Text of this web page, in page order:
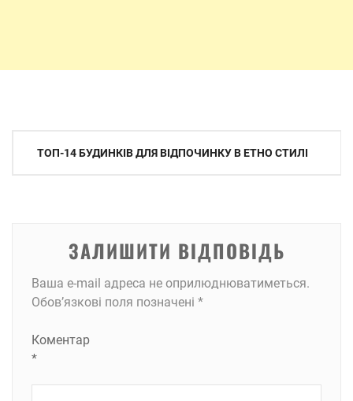
Навігація
ТОП-14 БУДИНКІВ ДЛЯ ВІДПОЧИНКУ В ЕТНО СТИЛІ
ЗАЛИШИТИ ВІДПОВІДЬ
Ваша e-mail адреса не оприлюднюватиметься.
Обов’язкові поля позначені *
Коментар
*